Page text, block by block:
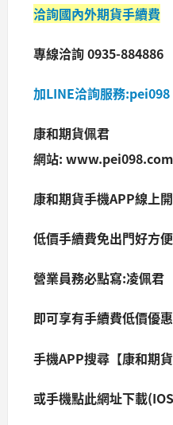
洽詢國內外期貨手續費
專線洽詢 0935-884886
加LINE洽詢服務:pei098
康和期貨佩君
網站:
康和期貨手機APP線上
低價手續費免出門好方
營業員務必點寫:凌佩君
即可享有手續費低價優
手機APP搜尋【康和期貨
或手機點此網址下載